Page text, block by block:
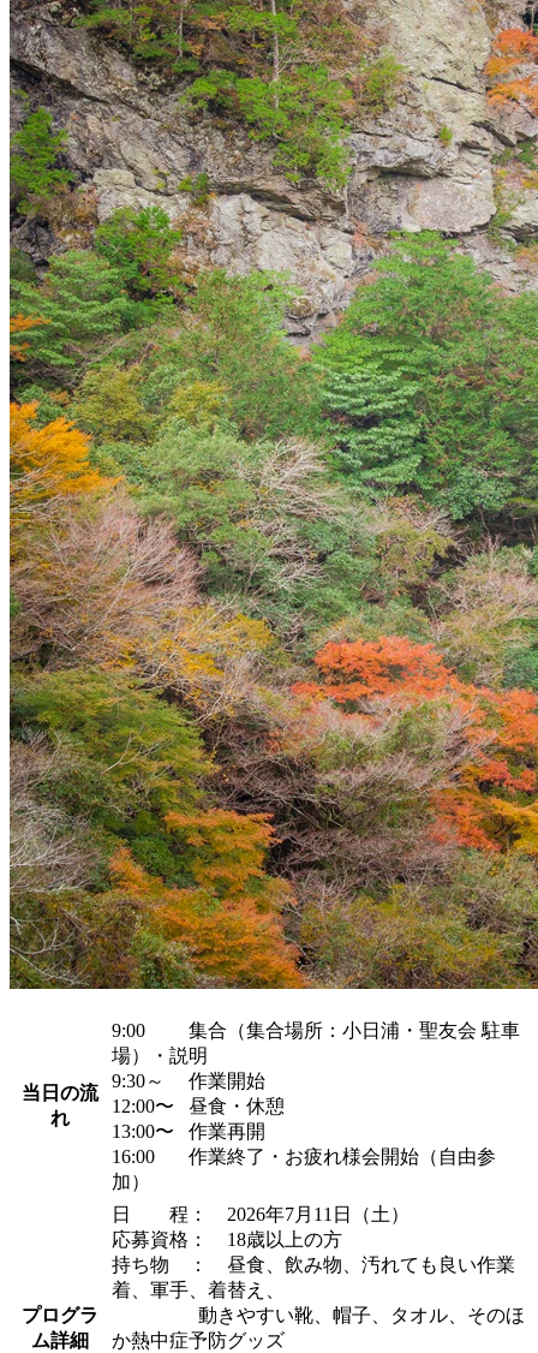
当日の流
れ
9:00
集合（集合場所：小日浦・聖友会 駐車
場）・説明
9:30～
作業開始
12:00〜
昼食・休憩
13:00〜
作業再開
16:00
作業終了・お疲れ様会開始（自由参
加）
プログラ
ム詳細
日 程： 2026年7月11日（土）
応募資格： 18歳以上の方
持ち物 ： 昼食、飲み物、汚れても良い作業
着、軍手、着替え、
動きやすい靴、帽子、タオル、そのほ
か熱中症予防グッズ